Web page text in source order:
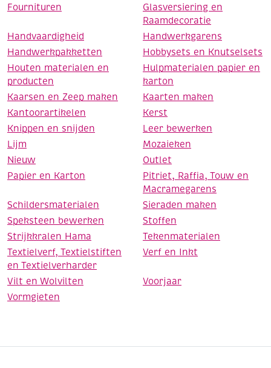
Fournituren
Glasversiering en
Raamdecoratie
Handvaardigheid
Handwerkgarens
Handwerkpakketten
Hobbysets en Knutselsets
Houten materialen en
producten
Hulpmaterialen papier en
karton
Kaarsen en Zeep maken
Kaarten maken
Kantoorartikelen
Kerst
Knippen en snijden
Leer bewerken
Lijm
Mozaieken
Nieuw
Outlet
Papier en Karton
Pitriet, Raffia, Touw en
Macramegarens
Schildersmaterialen
Sieraden maken
Speksteen bewerken
Stoffen
Strijkkralen Hama
Tekenmaterialen
Textielverf, Textielstiften
en Textielverharder
Verf en Inkt
Vilt en Wolvilten
Voorjaar
Vormgieten